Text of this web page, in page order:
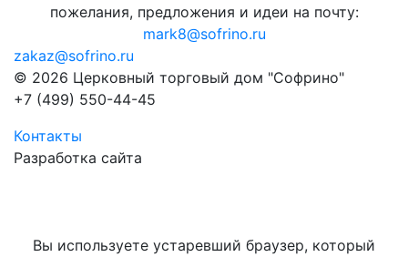
пожелания, предложения и идеи на почту:
mark8@sofrino.ru
zakaz@sofrino.ru
© 2026 Церковный торговый дом "Софрино"
+7 (499) 550-44-45
Контакты
Разработка сайта
Вы используете устаревший браузер, который